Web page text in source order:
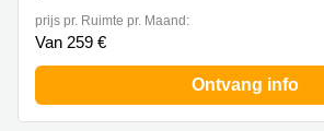
prijs pr. Ruimte pr. Maand:
Van 259 €
Ontvang info